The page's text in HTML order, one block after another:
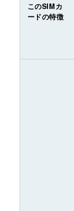
このSIMカ
ードの特徴